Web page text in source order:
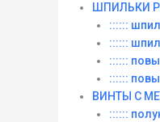
ШПИЛЬКИ
::::::
::::::
::::::
::::::
ВИНТЫ C
::::::